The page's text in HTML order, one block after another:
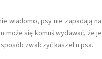
wiadomo, psy nie zapadają
może się komuś wydawać,
zwalczyć kaszel u psa.